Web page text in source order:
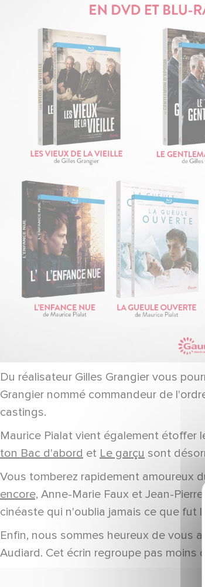
Du réalisateur Gilles Grangier vous
Grangier nommé commandeur de
castings.
Maurice Pialat vient également étoffer
ton Bac d'abord et Le garçu sont
Vous tomberez rapidement amoureux
encore, Anne-Marie Faux et Jean-
cinéaste qui n'oublia jamais ce que fut
Enfin, nous sommes heureux de vous
Audiard. Cet écrin regroupe pas moins